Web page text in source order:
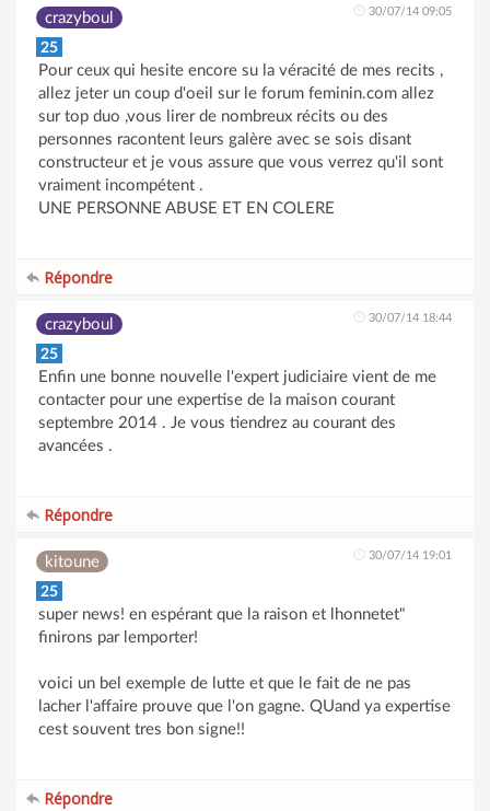
crazyboul 30/07/14 09:05
25
Pour ceux qui hesite encore su la véracité de mes recits ,
allez jeter un coup d'oeil sur le forum feminin.com allez
sur top duo ,vous lirer de nombreux récits ou des
personnes racontent leurs galère avec se sois disant
constructeur et je vous assure que vous verrez qu'il sont
vraiment incompétent .
UNE PERSONNE ABUSE ET EN COLERE
Répondre
crazyboul 30/07/14 18:44
25
Enfin une bonne nouvelle l'expert judiciaire vient de me
contacter pour une expertise de la maison courant
septembre 2014 . Je vous tiendrez au courant des
avancées .
Répondre
kitoune 30/07/14 19:01
25
super news! en espérant que la raison et lhonnetet"
finirons par lemporter!
voici un bel exemple de lutte et que le fait de ne pas
lacher l'affaire prouve que l'on gagne. QUand ya expertise
cest souvent tres bon signe!!
Répondre